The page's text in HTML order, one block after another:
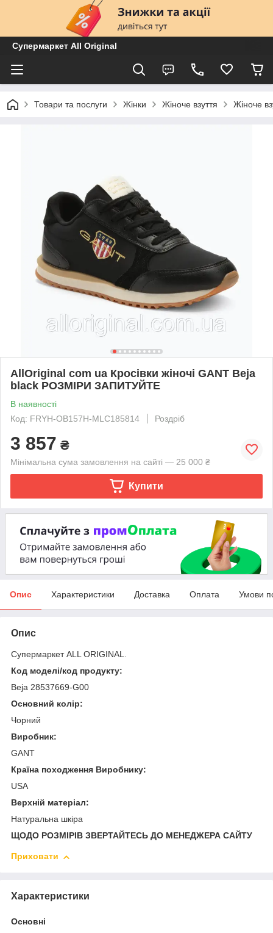
Супермаркет All Original
Товари та послуги Жінки Жіноче взуття Жіноче
AllOriginal com ua Кросівки жіночі GANT Beja
black РОЗМІРИ ЗАПИТУЙТЕ
В наявності
Код: FRYH-OB157H-MLC185814
Роздріб
3 857 ₴
Мінімальна сума замовлення на сайті — 25 000 ₴
Купити
Опис Характеристики Доставка Оплата Умови
Опис
Супермаркет ALL ORIGINAL.
Код моделі/код продукту:
Beja 28537669-G00
Основний колір:
Чорний
Виробник:
GANT
Країна походження Виробнику:
USA
Верхній матеріал:
Натуральна шкіра
ЩОДО РОЗМІРІВ ЗВЕРТАЙТЕСЬ ДО МЕНЕДЖЕРА САЙТУ
Приховати
Характеристики
Основні